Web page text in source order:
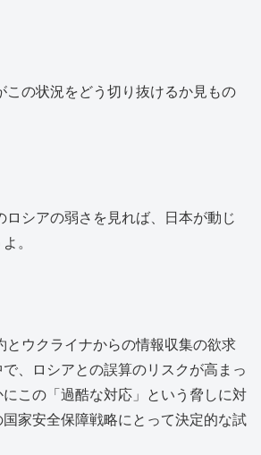
この状況をどう切り抜けるか見もの
ロシアの弱さを見れば、日本が動じ
。
とウクライナからの情報収集の欲求
、ロシアとの誤算のリスクが高まっ
この「過酷な対応」という脅しに対
家安全保障戦略にとって決定的な試